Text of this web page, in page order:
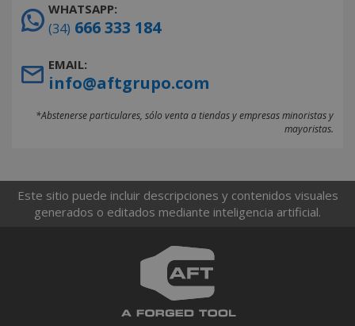
WHATSAPP:
(34) 666 333 184
EMAIL:
info@aftgrupo.com
*Abstenerse particulares, sólo venta a tiendas y empresas minoristas y
mayoristas.
Este sitio puede incluir descripciones y contenidos visuales
generados o editados mediante inteligencia artificial.